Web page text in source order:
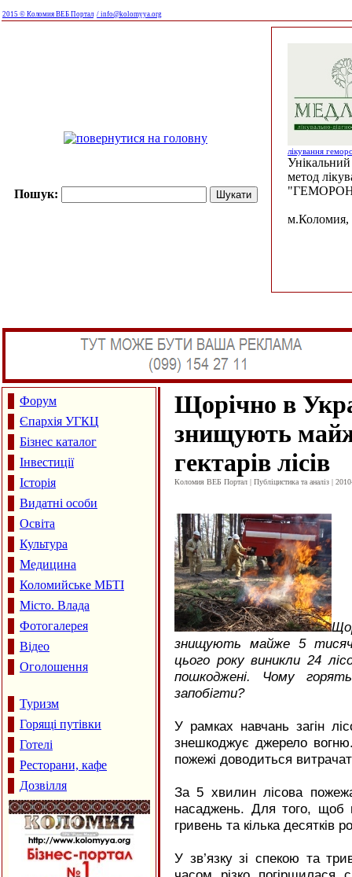
2015 © Коломия ВЕБ Портал / info@kolomyya.org
Пошук:
лікування
Унікальний
метод
м.Коломия,
Форум
Єпархія УГКЦ
Бізнес каталог
Інвестиції
Історія
Видатні особи
Освіта
Культура
Медицина
Коломийське МБТІ
Місто. Влада
Фотогалерея
Відео
Оголошення
Туризм
Горящі путівки
Готелі
Ресторани, кафе
Дозвілля
Щорічно в
знищують
гектарів лісів
Коломия ВЕБ Портал | Публіцистика та аналіз |
знищують майже 5 тисяч
цього року виникли 24
пошкоджені. Чому
запобігти?
У рамках навчань загін
знешкоджує джерело
пожежі доводиться
За 5 хвилин лісова
насаджень. Для того, щоб
гривень та кілька десятків
У зв’язку зі спекою та